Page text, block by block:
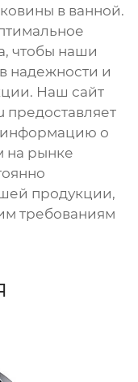
в ванной.
чтобы наши
надежности и
Наш сайт
предоставляет
информацию о
на рынке
продукции,
требованиям